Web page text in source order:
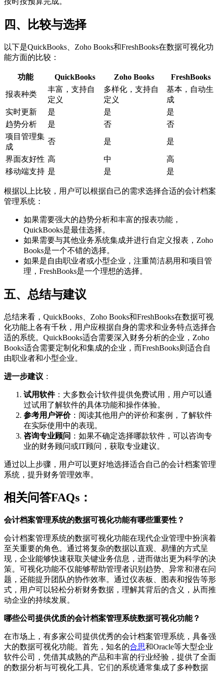
四、比较与选择
以下是QuickBooks、Zoho Books和FreshBooks在数据可视化功
能方面的比较：
功能 QuickBooks Zoho Books FreshBooks
报表种类
丰富，支持自
定义
多样化，支持自
定义
基本，自动生
成
实时更新
是 是
是
趋势分析
是 否
否
项目管理集
成
否 是 是
界面友好性 高 中
高
移动端支持 是 是 是
根据以上比较，用户可以根据自己的需求选择合适的会计档案
管理系统：
如果需要强大的趋势分析和丰富的报表功能，
QuickBooks是最佳选择。
如果需要与其他业务系统集成并进行自定义报表，Zoho
Books是一个不错的选择。
如果是自由职业者或小型企业，注重简洁易用和项目管
理，FreshBooks是一个理想的选择。
五、总结与建议
总结来看，QuickBooks、Zoho Books和FreshBooks在数据可视
化功能上各有千秋，用户应根据自身的需求和业务特点选择合
适的系统。QuickBooks适合需要深入财务分析的企业，Zoho
Books适合需要定制化和集成的企业，而FreshBooks则适合自
由职业者和小型企业。
进一步建议 ：
试用软件：大多数会计软件提供免费试用，用户可以通
过试用了解软件的具体功能和操作体验。
参考用户评价：阅读其他用户的评价和案例，了解软件
在实际使用中的表现。
咨询专业顾问 ：如果不确定选择哪款软件，可以咨询专
业的财务顾问或IT顾问，获取专业建议。
通过以上步骤，用户可以更好地选择适合自己的会计档案管理
系统，提升财务管理效率。
相关问答FAQs：
会计档案管理系统的数据可视化功能有哪些重要性？
会计档案管理系统的数据可视化功能在现代企业管理中扮演着
至关重要的角色。通过将复杂的数据以直观、易懂的方式呈
现，企业能够快速获取关键业务信息，进而做出更为科学的决
策。可视化功能不仅能够帮助管理者识别趋势、异常和潜在问
题，还能提升团队的协作效率。通过仪表板、图表和报告等形
式，用户可以轻松分析财务数据，理解其背后的含义，从而推
动企业的持续发展。
哪些公司提供优质的会计档案管理系统数据可视化功能？
在市场上，有多家公司提供优秀的会计档案管理系统，具备强
大的数据可视化功能。首先，知名的合思和Oracle等大型企业
软件公司，凭借其成熟的产品和丰富的行业经验，提供了全面
的数据分析与可视化工具。它们的系统通常集成了多种数据